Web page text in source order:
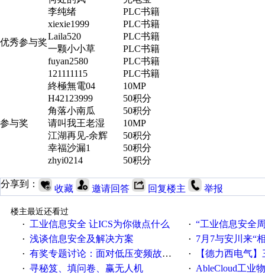
优秀参与奖
李纯绪
PLC书籍
xiexie1999
PLC书籍
Laila520
PLC书籍
一颗小小草
PLC书籍
fuyan2580
PLC书籍
121111115
PLC书籍
参与奖
終極無電04
10MP
H42123999
50积分
角落小南瓜
50积分
请叫我王老湿
10MP
江湖再见-余辉
50积分
幸福沙漏1
50积分
zhyi0214
50积分
分享到： 收藏 邀请回答 回复楼主 举报
楼主最近还看过
·
工业信息安全 让ICS为你做点什么 · “工业信息安全周之我见”
· 浅谈信息安全及解决方案 · 7月7与安川来“
· 有奖专题讨论：面对低压变频故障，老手是这样解决的！ · 【德力西电气】三
· 寻秘笈、填问卷、赢无人机 · AbleCloud工业物联